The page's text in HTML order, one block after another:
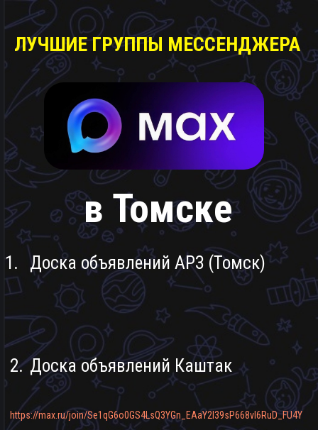
https://max.ru/join/OjCtcwQcQ8OXVDvjxSdNmSQDGvfg_J8ggoAUzxUE6T8
Доска объявлений АРЗ (Томск)
Доска объявлений Каштак
2.
https://max.ru/join/Se1qG6o0GS4LsQ3YGn_EAaY2l39sP668vl6RuD_FU4Y
Стройся
https://max.ru/join/n43_O39zd3KZ7FlC_nFw7NmjCmc9_AWU5nHwnS6-
QGw
в Томске
ЛУЧШИЕ ГРУППЫ МЕССЕНДЖЕРА